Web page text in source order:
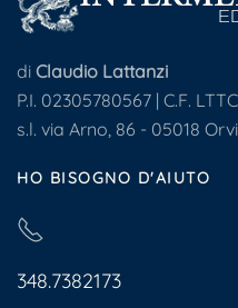
di Claudio Lattanzi
P.I. 02305780567 | C.F.
s.l. via Arno, 86 - 05018
HO BISOGNO D'AIUTO
348.7382173